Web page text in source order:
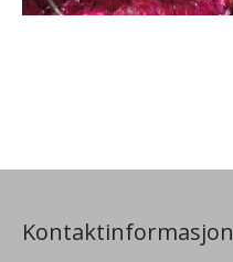
Kontaktinformasjon